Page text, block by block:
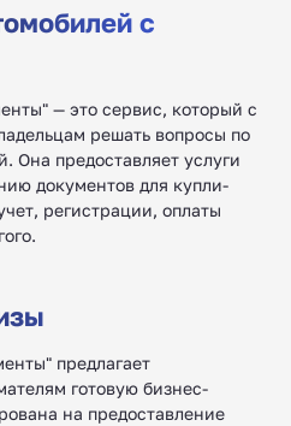
с
— это сервис, который с
решать вопросы по
Она предоставляет услуги
документов для купли-
регистрации, оплаты
предлагает
готовую бизнес-
на предоставление